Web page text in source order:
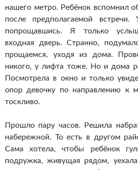
нашего метро. Ребёнок вспомнил
после предполагаемой
попрощавшись. Я только
входная дверь. Странно,
прощаемся, уходя из дома.
никого, у лифта тоже. Но и дома
Посмотрела в окно и только
опор девочку по направлению к
тоскливо.
Прошло пару часов. Решила
набережной. То есть в другом
Сама хотела, чтобы ребёнок
подружка, живущая рядом,